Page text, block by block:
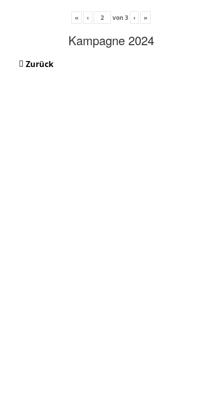
« ‹ von 3 › »
Kampagne 2024
Zurück